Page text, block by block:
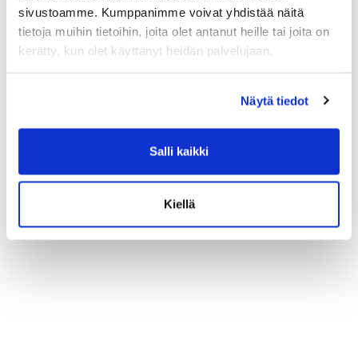
sivustoamme. Kumppanimme voivat yhdistää näitä
tietoja muihin tietoihin, joita olet antanut heille tai joita on
kerätty, kun olet käyttänyt heidän palvelujaan.
Näytä tiedot
Salli kaikki
Kiellä